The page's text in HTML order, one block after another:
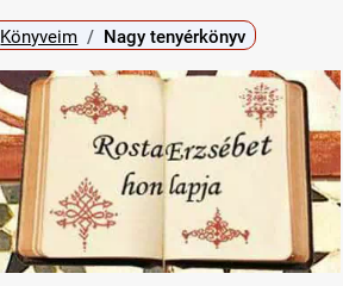
Könyveim Nagy tenyérkönyv